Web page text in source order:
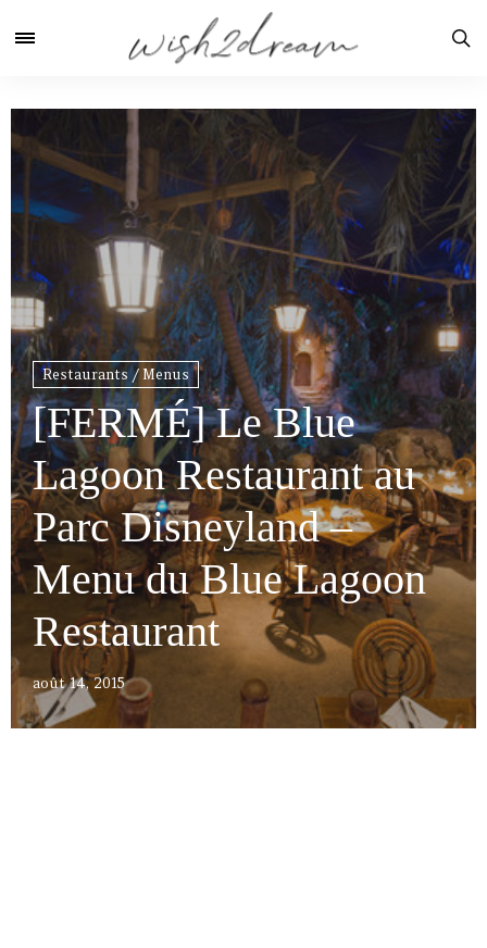
Restaurants / Menus
[FERMÉ] Le Blue
Lagoon Restaurant au
Parc Disneyland –
Menu du Blue Lagoon
Restaurant
août 14, 2015